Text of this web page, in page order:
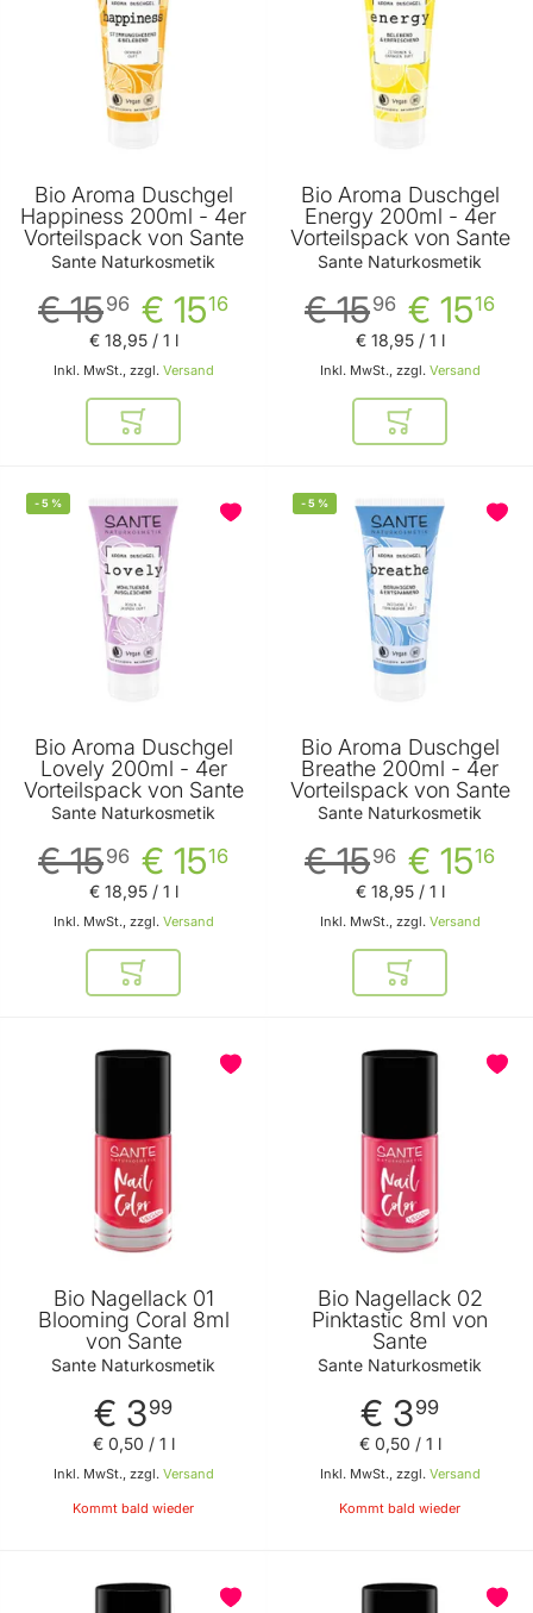
Bio Aroma Duschgel
Happiness 200ml - 4er
Vorteilspack von Sante
Sante Naturkosmetik
€ 1516
€ 1596
Inkl. MwSt., zzgl. Versand
€ 18,95/ 1 l
In den Warenkorb
Bio Aroma Duschgel
Energy 200ml - 4er
Vorteilspack von Sante
Sante Naturkosmetik
€ 1516
€ 1596
Inkl. MwSt., zzgl. Versand
€ 18,95/ 1 l
In den
-5 %
Bio Aroma Duschgel
Lovely 200ml - 4er
Vorteilspack von Sante
Sante Naturkosmetik
€ 1516
€ 1596
Inkl. MwSt., zzgl. Versand
€ 18,95/ 1 l
In den Warenkorb
-5 %
Bio Aroma Duschgel
Breathe 200ml - 4er
Vorteilspack von Sante
Sante Naturkosmetik
€ 1516
€ 1596
Inkl. MwSt., zzgl. Versand
€ 18,95/ 1 l
In den
Bio Nagellack 01
Blooming Coral 8ml
von Sante
Sante Naturkosmetik
€ 399
Inkl. MwSt., zzgl. Versand
€ 0,50 / 1 l
Kommt bald wieder
Bio Nagellack 02
Pinktastic 8ml von
Sante
Sante Naturkosmetik
€ 399
Inkl. MwSt., zzgl. Versand
€ 0,50 / 1 l
Kommt bald wieder